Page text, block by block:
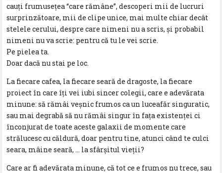
cauţi frumuseţea “care rămâne”, descoperi mii de lucruri
surprinzătoare, mii de clipe unice, mai multe chiar decât
stelele cerului, despre care nimeni nu a scris, şi probabil
nimeni nu va scrie: pentru că tu le vei scrie.
Pe pielea ta.
Doar dacă nu stai pe loc.
La fiecare cafea, la fiecare seară de dragoste, la fiecare
proiect în care îţi vei iubi sincer colegii, care e adevărata
minune: să rămâi veșnic frumos ca un luceafăr singuratic,
sau mai degrabă să nu rămâi singur în faţa existenţei ci
înconjurat de toate aceste galaxii de momente care
strălucesc cu căldură, doar pentru tine, atunci când te culci
seara, mâine seară, … la sfârșitul vieţii?
Care ar fi adevărata minune, că tot ce e frumos nu trece, sau